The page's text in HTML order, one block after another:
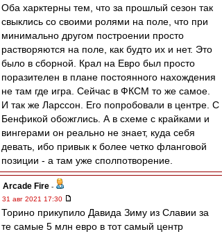
Оба харктерны тем, что за прошлый сезон так
свыклись со своими ролями на поле, что при
минимально другом построении просто
растворяются на поле, как будто их и нет. Это
было в сборной. Крал на Евро был просто
поразителен в плане постоянного нахождения
не там где игра. Сейчас в ФКСМ то же самое.
И так же Ларссон. Его попробовали в центре. С
Бенфикой обожглись. А в схеме с крайками и
вингерами он реально не знает, куда себя
девать, ибо привык к более четко фланговой
позиции - а там уже сполпотворение.
Arcade Fire -
31 авг 2021 17:30
Торино прикупило Давида Зиму из Славии за
те самые 5 млн евро в тот самый центр